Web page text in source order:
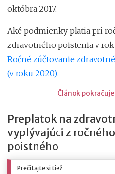
októbra 2017.
Aké podmienky platia pri
zdravotného poistenia v
Ročné zúčtovanie
(v roku 2020).
Článok
Preplatok na
vyplývajúci z
poistného
Prečítajte si tiež